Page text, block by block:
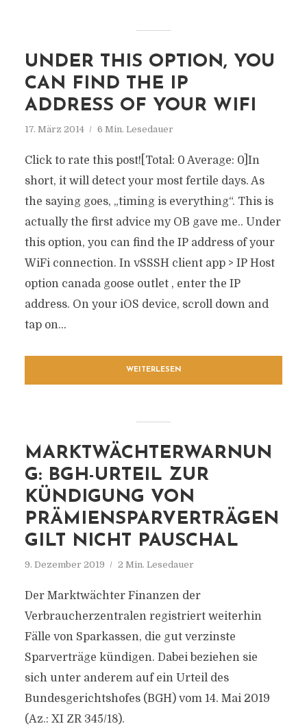
UNDER THIS OPTION, YOU
CAN FIND THE IP
ADDRESS OF YOUR WIFI
17. März 2014 6 Min. Lesedauer
Click to rate this post![Total: 0 Average: 0]In
short, it will detect your most fertile days. As
the saying goes, „timing is everything“. This is
actually the first advice my OB gave me.. Under
this option, you can find the IP address of your
WiFi connection. In vSSSH client app > IP Host
option canada goose outlet , enter the IP
address. On your iOS device, scroll down and
tap on...
WEITERLESEN
MARKTWÄCHTERWARNUN
G: BGH-URTEIL ZUR
KÜNDIGUNG VON
PRÄMIENSPARVERTRÄGEN
GILT NICHT PAUSCHAL
9. Dezember 2019 2 Min. Lesedauer
Der Marktwächter Finanzen der
Verbraucherzentralen registriert weiterhin
Fälle von Sparkassen, die gut verzinste
Sparverträge kündigen. Dabei beziehen sie
sich unter anderem auf ein Urteil des
Bundesgerichtshofes (BGH) vom 14. Mai 2019
(Az.: XI ZR 345/18).